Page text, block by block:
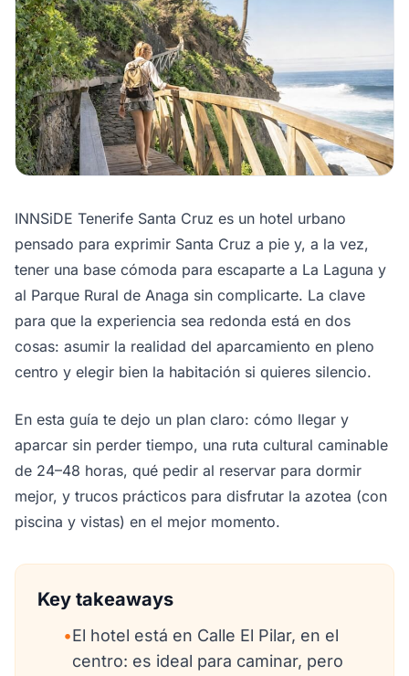
INNSiDE Tenerife Santa Cruz es un hotel urbano
pensado para exprimir Santa Cruz a pie y, a la vez,
tener una base cómoda para escaparte a La Laguna y
al Parque Rural de Anaga sin complicarte. La clave
para que la experiencia sea redonda está en dos
cosas: asumir la realidad del aparcamiento en pleno
centro y elegir bien la habitación si quieres silencio.
En esta guía te dejo un plan claro: cómo llegar y
aparcar sin perder tiempo, una ruta cultural caminable
de 24–48 horas, qué pedir al reservar para dormir
mejor, y trucos prácticos para disfrutar la azotea (con
piscina y vistas) en el mejor momento.
Key takeaways
•El hotel está en Calle El Pilar, en el
centro: es ideal para caminar, pero